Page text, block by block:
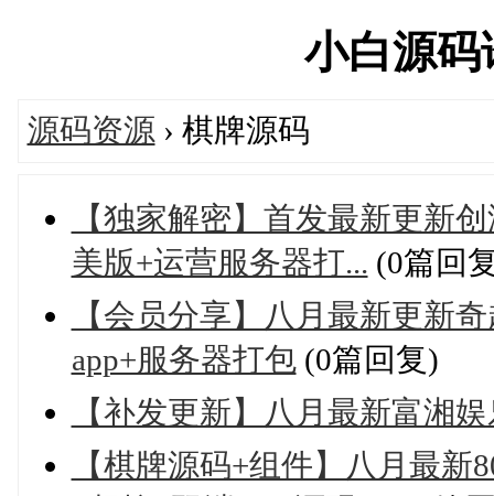
小白源
源码资源 › 棋牌源码
【独家解密】首发最新更新
美版+运营服务器打... (0篇回
【会员分享】八月最新更新
app+服务器打包(0篇回复)
【补发更新】八月最新富湘
【棋牌源码+组件】八月最